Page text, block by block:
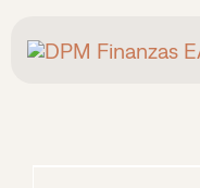
contenido